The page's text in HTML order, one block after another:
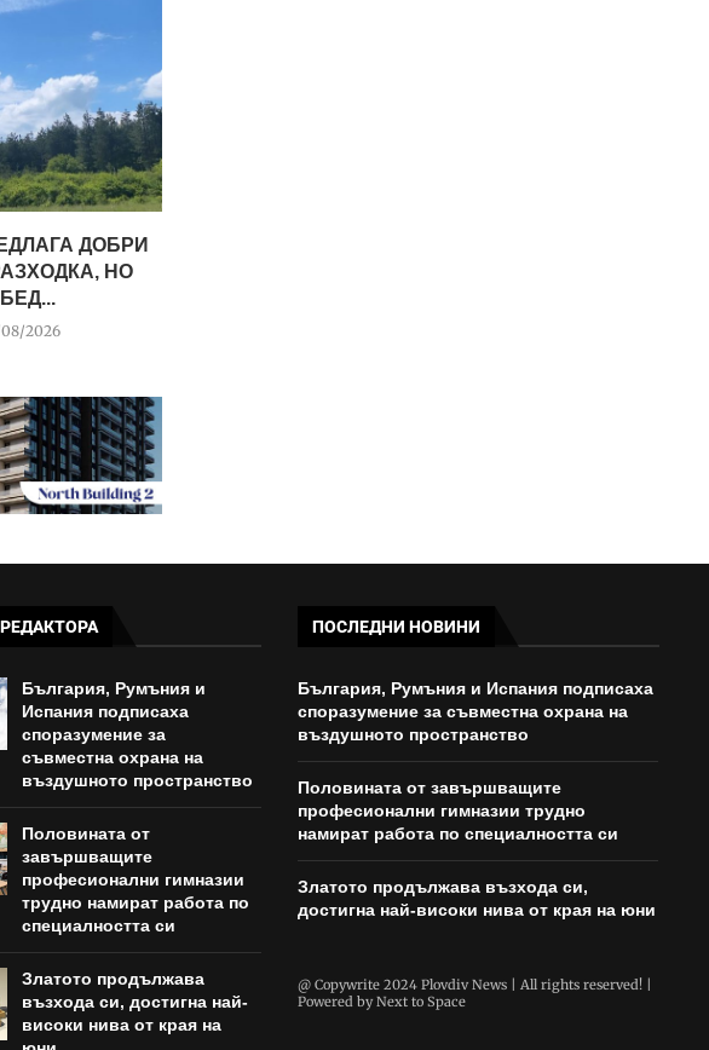
ДОБРИ
НО
2026
България, Румъния и
Испания подписаха
споразумение за
съвместна охрана на
въздушното пространство
Половината от
завършващите
професионални гимназии
трудно намират работа по
специалността си
Златото продължава
възхода си, достигна най-
високи нива от края на
ПОСЛЕДНИ НОВИНИ
България, Румъния и Испания подписаха
споразумение за съвместна охрана на
въздушното пространство
Половината от завършващите
професионални гимназии трудно
намират работа по специалността си
Златото продължава възхода си,
достигна най-високи нива от края на юни
@ Copywrite 2024 Plovdiv News | All rights reserved! |
Powered byNext to Space